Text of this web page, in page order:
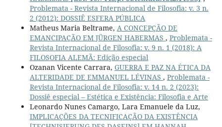
Problemata - Revista Internacional de Filosofia: v. 3 n.
2 (2012): DOSSIÊ ESFERA PÚBLICA
Matheus Maria Beltrame, A CONCEPÇÃO DE
EMANCIPAÇÃO EM JÜRGEN HABERMAS , Problemata -
Revista Internacional de Filosofia: v. 9 n. 1 (2018): A
FILOSOFIA ALEMÃ: Edição especial
Ozanan Vicente Carrara, GUERRA E PAZ NA ÉTICA DA
ALTERIDADE DE EMMANUEL LÉVINAS , Problemata -
Revista Internacional de Filosofia: v. 14 n. 2 (2023):
Dossiê especial – Estética e Existência: Filosofia e Arte
Leonardo Nunes Camargo, Lara Emanuele da Luz,
IMPLICAÇÕES DA TECNIFICAÇÃO DA EXISTÊNCIA